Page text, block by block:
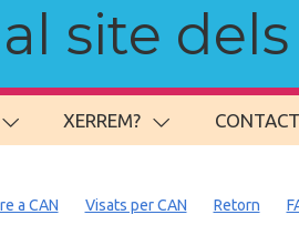
site dels
XERREM?
a CAN Visats per CAN Retorn